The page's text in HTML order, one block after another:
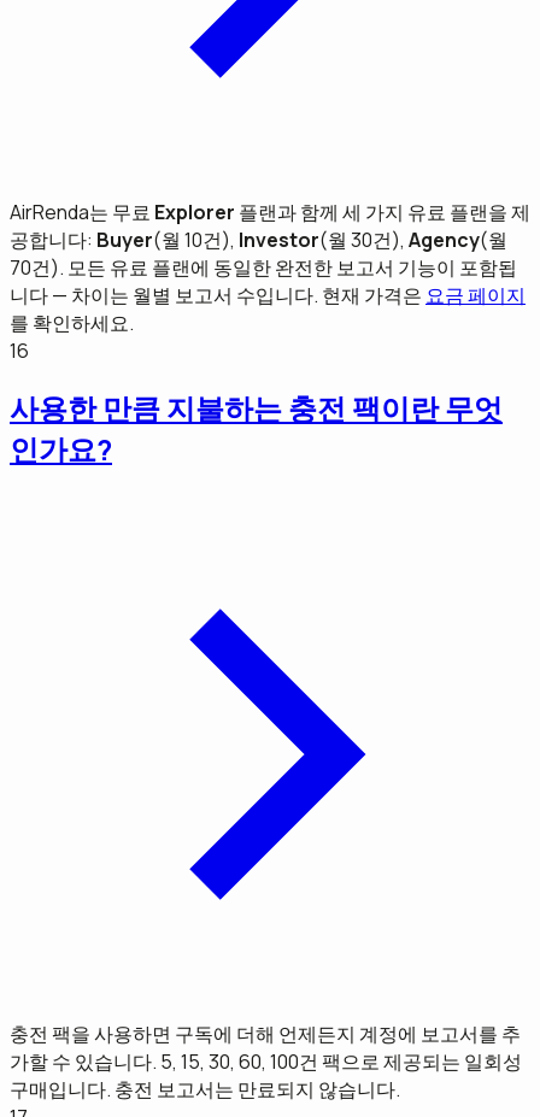
AirRenda는 무료 Explorer 플랜과 함께 세 가지 유료 플랜을 제
공합니다: Buyer(월 10건), Investor(월 30건), Agency(월
70건). 모든 유료 플랜에 동일한 완전한 보고서 기능이 포함됩
니다 — 차이는 월별 보고서 수입니다. 현재 가격은 요금 페이지
를 확인하세요.
16
사용한 만큼 지불하는 충전 팩이란 무엇
인가요?
충전 팩을 사용하면 구독에 더해 언제든지 계정에 보고서를 추
가할 수 있습니다. 5, 15, 30, 60, 100건 팩으로 제공되는 일회성
구매입니다. 충전 보고서는 만료되지 않습니다.